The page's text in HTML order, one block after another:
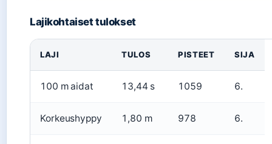
Lajikohtaiset tulokset
LAJI TULOS PISTEET SIJA
100 m aidat 13,44 s 1059 6.
Korkeushyppy 1,80 m 978 6.